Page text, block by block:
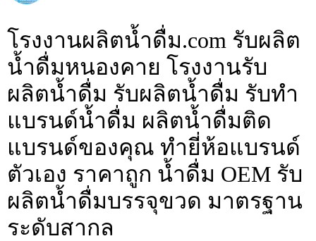
โรงงานผลิตน้ำดื่ม.com รับผลิต
น้ำดื่มหนองคาย โรงงานรับ
ผลิตน้ำดื่ม รับผลิตน้ำดื่ม รับทำ
แบรนด์น้ำดื่ม ผลิตน้ำดื่มติด
แบรนด์ของคุณ ทำยี่ห้อแบรนด์
ตัวเอง ราคาถูก น้ำดื่ม OEM รับ
ผลิตน้ำดื่มบรรจุขวด มาตรฐาน
ระดับสากล